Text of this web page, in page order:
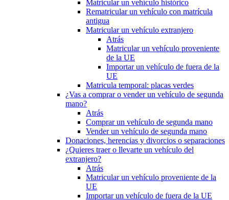
Matricular un vehículo histórico
Rematricular un vehículo con matrícula
antigua
Matricular un vehículo extranjero
Atrás
Matricular un vehículo proveniente
de la UE
Importar un vehículo de fuera de la
UE
Matricula temporal: placas verdes
¿Vas a comprar o vender un vehículo de segunda
mano?
Atrás
Comprar un vehículo de segunda mano
Vender un vehículo de segunda mano
Donaciones, herencias y divorcios o separaciones
¿Quieres traer o llevarte un vehículo del
extranjero?
Atrás
Matricular un vehículo proveniente de la
UE
Importar un vehículo de fuera de la UE